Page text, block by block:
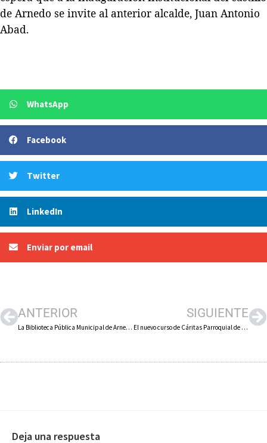
de Arnedo se invite al anterior alcalde, Juan Antonio
Abad.
WhatsApp
Facebook
Twitter
LinkedIn
Enviar por email
ANTERIOR
La Biblioteca Pública Municipal de Arnedo vuelve a colaborar en la Olimpiada Solidaria del Estudio
SIGUIENTE
El nuevo curso de Cáritas Parroquial de Arnedo girará en torno a la doctrina social de la Iglesia
Deja una respuesta